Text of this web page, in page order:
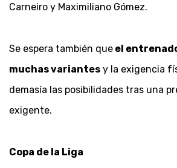
Carneiro y Maximiliano Gómez.
Se espera también que el
muchas variantes y la exigencia
demasía las posibilidades tras una
exigente.
Copa de la Liga